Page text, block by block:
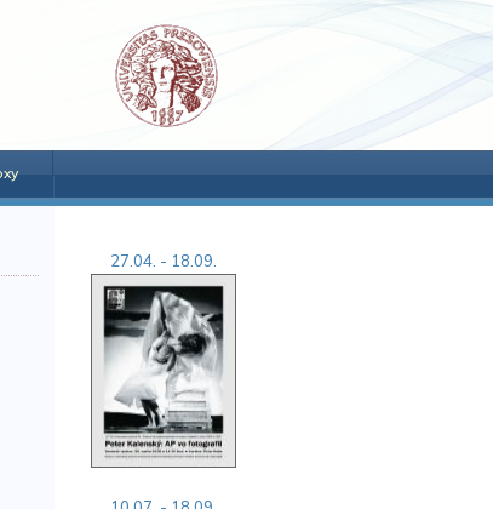
27.04. - 18.09.